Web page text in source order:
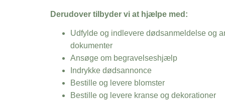
Derudover tilbyder vi at hjælpe med:
Udfylde og indlevere dødsanmeldelse og
dokumenter
Ansøge om begravelseshjælp
Indrykke dødsannonce
Bestille og levere blomster
Bestille og levere kranse og dekorationer